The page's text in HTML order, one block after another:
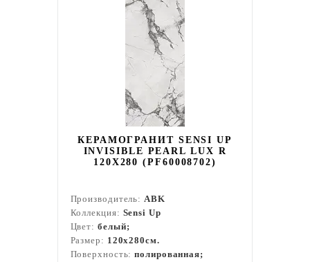
КЕРАМОГРАНИТ SENSI UP
INVISIBLE PEARL LUX R
120X280 (PF60008702)
Производитель:ABK
Коллекция: Sensi Up
Цвет: белый;
Размер: 120x280см.
Поверхность:полированная;